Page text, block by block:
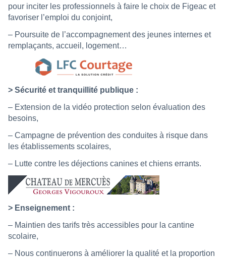
pour inciter les professionnels à faire le choix de Figeac et
favoriser l’emploi du conjoint,
– Poursuite de l’accompagnement des jeunes internes et
remplaçants, accueil, logement…
> Sécurité et tranquillité publique :
– Extension de la vidéo protection selon évaluation des
besoins,
– Campagne de prévention des conduites à risque dans
les établissements scolaires,
– Lutte contre les déjections canines et chiens errants.
> Enseignement :
– Maintien des tarifs très accessibles pour la cantine
scolaire,
– Nous continuerons à améliorer la qualité et la proportion